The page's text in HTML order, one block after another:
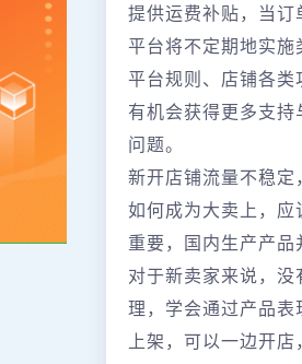
提供运费补贴，当订
平台将不定期地实
平台规则、店铺各类
有机会获得更多支
问题。
新开店铺流量不稳定
如何成为大卖上，应
重要，国内生产产品
对于新卖家来说，
理，学会通过产品
上架，可以一边开